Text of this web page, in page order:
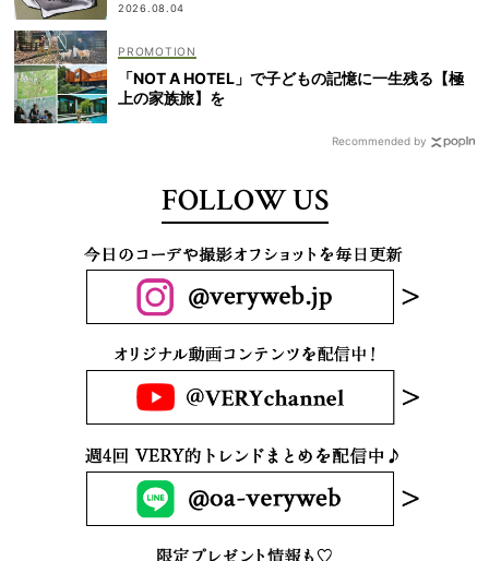
2026.08.04
「NOT A HOTEL」で子どもの記憶に一生残る【極
上の家族旅】を
Recommended by
FOLLOW US